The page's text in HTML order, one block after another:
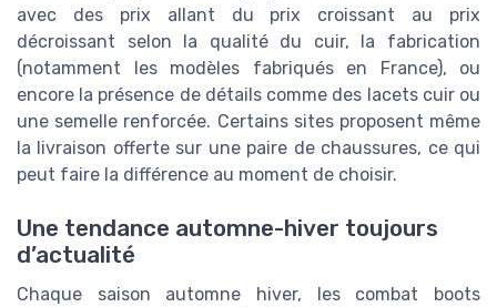
avec des prix allant du prix croissant au prix
décroissant selon la qualité du cuir, la fabrication
(notamment les modèles fabriqués en France), ou
encore la présence de détails comme des lacets cuir ou
une semelle renforcée. Certains sites proposent même
la livraison offerte sur une paire de chaussures, ce qui
peut faire la différence au moment de choisir.
Une tendance automne-hiver toujours
d’actualité
Chaque saison automne hiver, les combat boots